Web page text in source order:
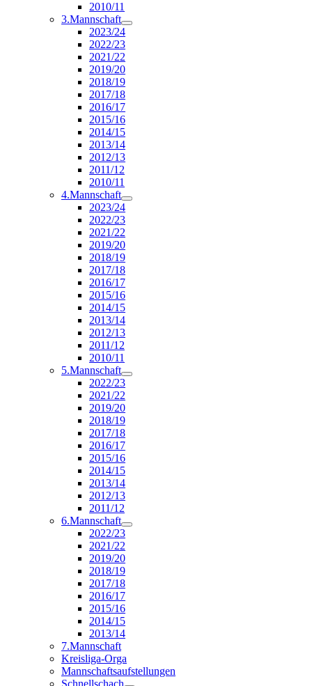
2010/11
3.Mannschaft
2023/24
2022/23
2021/22
2019/20
2018/19
2017/18
2016/17
2015/16
2014/15
2013/14
2012/13
2011/12
2010/11
4.Mannschaft
2023/24
2022/23
2021/22
2019/20
2018/19
2017/18
2016/17
2015/16
2014/15
2013/14
2012/13
2011/12
2010/11
5.Mannschaft
2022/23
2021/22
2019/20
2018/19
2017/18
2016/17
2015/16
2014/15
2013/14
2012/13
2011/12
6.Mannschaft
2022/23
2021/22
2019/20
2018/19
2017/18
2016/17
2015/16
2014/15
2013/14
7.Mannschaft
Kreisliga-Orga
Mannschaftsaufstellungen
Schnellschach